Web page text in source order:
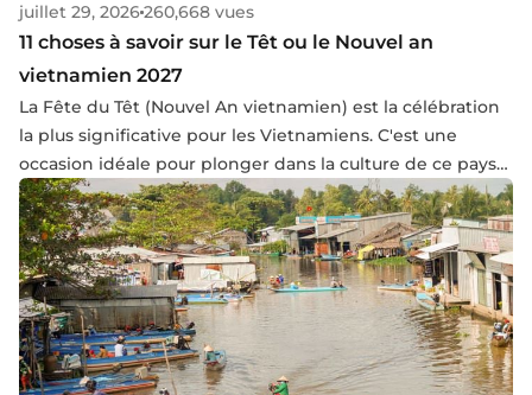
juillet 29, 2026260,668 vues
11 choses à savoir sur le Têt ou le Nouvel an
vietnamien 2027
La Fête du Têt (Nouvel An vietnamien) est la célébration
la plus significative pour les Vietnamiens. C'est une
occasion idéale pour plonger dans la culture de ce pays
en forme de S. Rejoignez-nous pour découvrir les
éléments essentiels à connaître pour le Têt 2027